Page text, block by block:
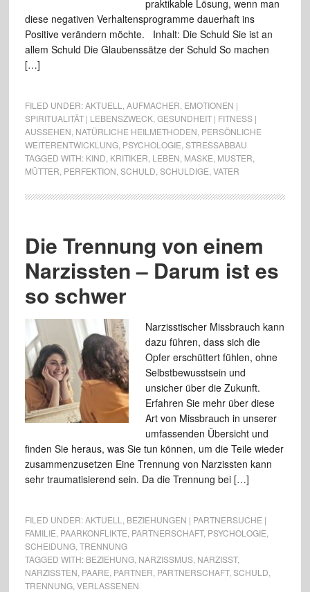
praktikable Lösung, wenn man
diese negativen Verhaltensprogramme dauerhaft ins
Positive verändern möchte. Inhalt: Die Schuld Sie ist an
allem Schuld Die Glaubenssätze der Schuld So machen
[…]
FILED UNDER:AKTUELL AUFMACHER EMOTIONEN |
SPIRITUALITÄT | LEBENSZWECK, GESUNDHEIT | FITNESS |
AUSSEHEN NATÜRLICHE HEILMETHODEN PERSÖNLICHE
WEITERENTWICKLUNG, PSYCHOLOGIE STRESSABBAU
TAGGED WITH: KIND KRITIKER LEBEN MASKE MUSTER
MÜTTER PERFEKTION SCHULD SCHULDIGE VATER
Die Trennung von einem
Narzissten – Darum ist es
so schwer
Narzisstischer Missbrauch kann
dazu führen, dass sich die
Opfer erschüttert fühlen, ohne
Selbstbewusstsein und
unsicher über die Zukunft.
Erfahren Sie mehr über diese
Art von Missbrauch in unserer
umfassenden Übersicht und
finden Sie heraus, was Sie tun können, um die Teile wieder
zusammenzusetzen Eine Trennung von Narzissten kann
sehr traumatisierend sein. Da die Trennung bei […]
FILED UNDER:AKTUELL
BEZIEHUNGEN | PARTNERSUCHE |
FAMILIE PAARKONFLIKTE PARTNERSCHAFT, PSYCHOLOGIE
SCHEIDUNG, TRENNUNG
TAGGED WITH: BEZIEHUNG, NARZISSMUS, NARZISST,
NARZISSTEN PAARE PARTNER PARTNERSCHAFT, SCHULD
TRENNUNG, VERLASSENEN